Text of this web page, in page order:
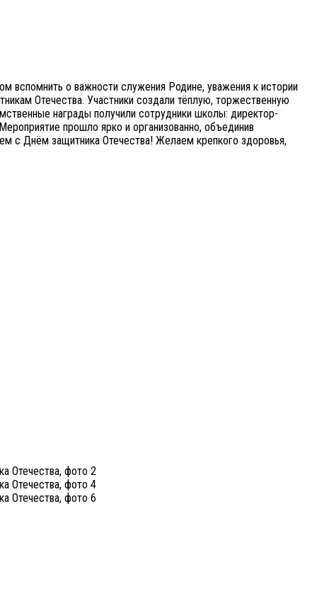
вспомнить о важности служения Родине, уважения к истории
Отечества. Участники создали тёплую, торжественную
награды получили сотрудники школы: директор-
прошло ярко и организованно, объединив
с Днём защитника Отечества! Желаем крепкого здоровья,